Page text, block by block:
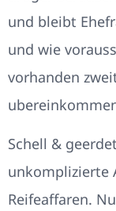
und bleibt
und wie
vorhanden
Schell &
unkomplizierte
Reifeaffaren.